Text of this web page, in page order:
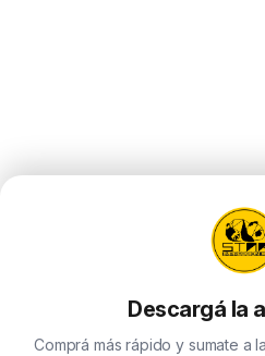
Descargá la
Comprá más rápido y sumate a